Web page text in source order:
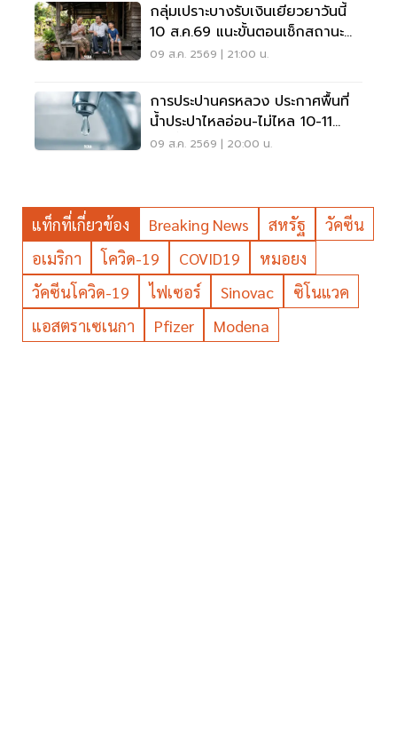
กลุ่มเปราะบางรับเงินเยียวยาวันนี้
10 ส.ค.69 แนะขั้นตอนเช็กสถานะ
ผ่านแอปทางรัฐ
09 ส.ค. 2569 | 21:00 น.
การประปานครหลวง ประกาศพื้นที่
น้ำประปาไหลอ่อน-ไม่ไหล 10-11
ส.ค.นี้ อัปเดตที่นี่
09 ส.ค. 2569 | 20:00 น.
แท็กที่เกี่ยวข้อง Breaking News สหรัฐ
วัคซีน
อเมริกา
โควิด-19 COVID19
หมอยง
วัคซีนโควิด-19
ไฟเซอร์ Sinovac
ซิโนแวค
แอสตราเซเนกา
Pfizer Modena